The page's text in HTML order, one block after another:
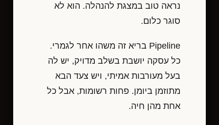
נראה טוב במצגת להנהלה. הוא לא
סוגר כלום.
Pipeline בריא זה משהו אחר לגמרי.
כל עסקה יושבת בשלב מדויק, יש לה
בעל מעורבות אמיתי, ויש צעד הבא
מתוזמן ביומן. פחות רשומות, אבל כל
אחת מהן חיה.